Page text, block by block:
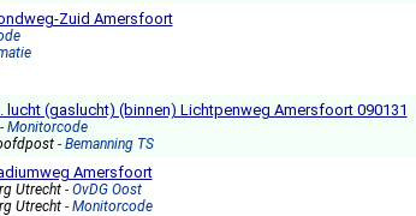
Zuid Amersfoort
lucht (gaslucht) (binnen) Lichtpenweg Amersfoort 090131
- Monitorcode
- Bemanning TS
Amersfoort
Utrecht - OvDG Oost
Utrecht - Monitorcode